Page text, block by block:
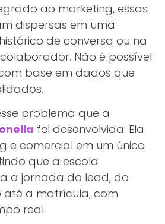
ao marketing, essas
dispersas em uma
de conversa ou na
Não é possível
base em dados que
problema que a
foi desenvolvida. Ela
e comercial em um único
que a escola
a jornada do lead, do
até a matrícula, com
real.